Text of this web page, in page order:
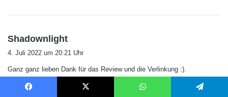
Shadownlight
a
t
4. Juli 2022 um 20:21 Uhr
Ganz ganz lieben Dank für das Review und die Verlinkung :).